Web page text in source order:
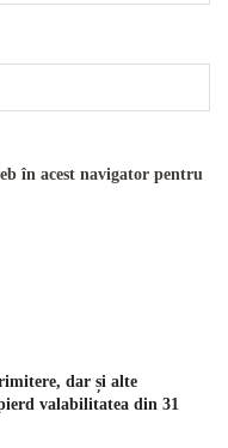
în acest navigator pentru
dar și alte
valabilitatea din 31